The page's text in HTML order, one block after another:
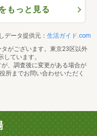
もっと見る
データ提供元： 生活ガイド.com
がございます。東京23区以外
ています。
、調査後に変更がある場合が
所までお問い合わせいただく